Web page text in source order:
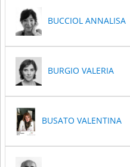
BUCCIOL ANNALISA
BURGIO VALERIA
BUSATO VALENTINA